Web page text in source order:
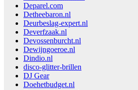
Deparel.com
Detheebaron.nl
Deurbeslag-expert.nl
Deverfzaak.nl
Devossenburcht.nl
Dewijngoeroe.nl
Dindio.nl
disco-glitter-brillen
DJ Gear
Doehetbudget.nl